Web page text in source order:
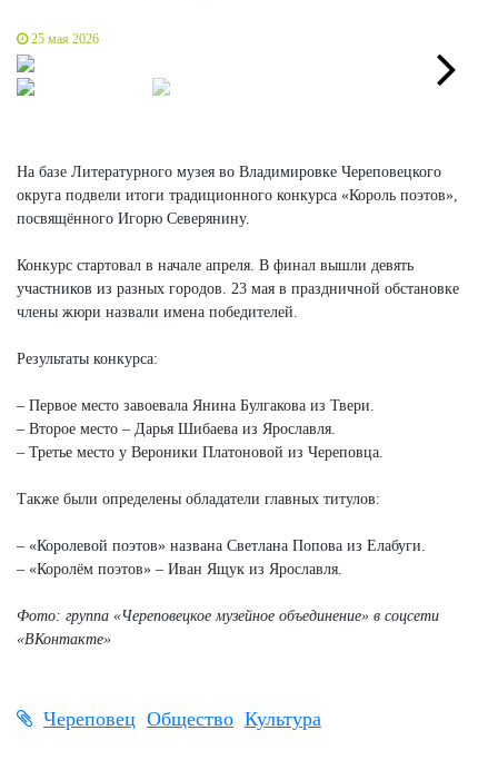
25 мая 2026
На базе Литературного музея во Владимировке Череповецкого
округа подвели итоги традиционного конкурса «Король поэтов»,
посвящённого Игорю Северянину.
Конкурс стартовал в начале апреля. В финал вышли девять
участников из разных городов. 23 мая в праздничной обстановке
члены жюри назвали имена победителей.
Результаты конкурса:
– Первое место завоевала Янина Булгакова из Твери.
– Второе место – Дарья Шибаева из Ярославля.
– Третье место у Вероники Платоновой из Череповца.
Также были определены обладатели главных титулов:
– «Королевой поэтов» названа Светлана Попова из Елабуги.
– «Королём поэтов» – Иван Ящук из Ярославля.
Фото: группа «Череповецкое музейное объединение» в соцсети
«ВКонтакте»
Череповец Общество Культура